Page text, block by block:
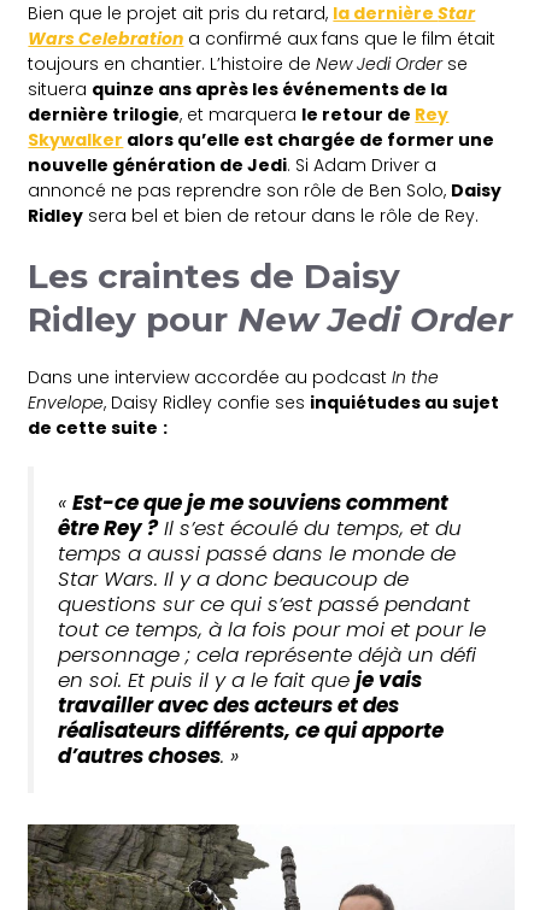
Bien que le projet ait pris du retard, la dernièreStar
Wars Celebration a confirmé aux fans que le film était
toujours en chantier. L’histoire deNew Jedi Orderse
situera quinze ans après les événements de la
dernière trilogie, et marquera le retour de Rey
Skywalker alors qu’elle est chargée de former une
nouvelle génération de Jedi. Si Adam Driver a
annoncé ne pas reprendre son rôle de Ben Solo, Daisy
Ridley sera bel et bien de retour dans le rôle de Rey.
Les craintes de Daisy
Ridley pour New Jedi Order
Dans une interview accordée au podcastIn the
Envelope, Daisy Ridley confie ses inquiétudes au sujet
de cette suite :
«Est-ce que je me souviens comment
être Rey ?Il s’est écoulé du temps, et du
temps a aussi passé dans le monde de
Star Wars. Il y a donc beaucoup de
questions sur ce qui s’est passé pendant
tout ce temps, à la fois pour moi et pour le
personnage ; cela représente déjà un défi
en soi. Et puis il y a le fait queje vais
travailler avec des acteurs et des
réalisateurs différents, ce qui apporte
d’autres choses. »